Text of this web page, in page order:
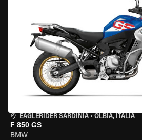
EAGLERIDER SARDINIA • OLBIA, ITALIA
F 850 GS
BMW